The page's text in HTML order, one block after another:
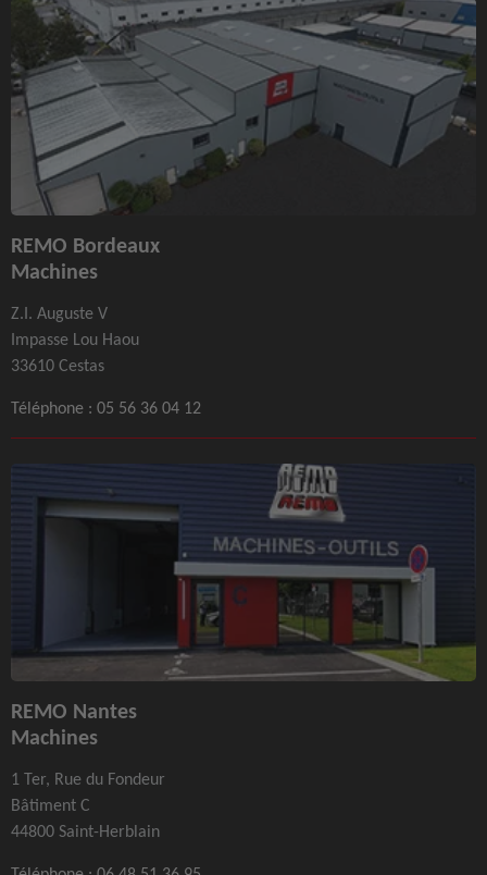
REMO Bordeaux
Machines
Z.I. Auguste V
Impasse Lou Haou
33610 Cestas
Téléphone : 05 56 36 04 12
REMO Nantes
Machines
1 Ter, Rue du Fondeur
Bâtiment C
44800 Saint-Herblain